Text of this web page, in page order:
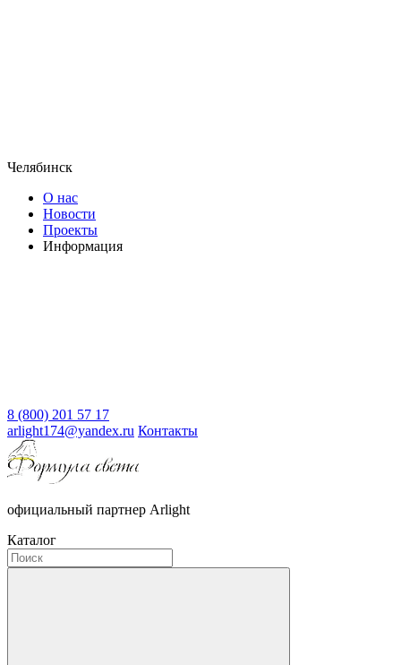
Челябинск
О нас
Новости
Проекты
Информация
8 (800) 201 57 17
arlight174@yandex.ru Контакты
официальный партнер Arlight
Каталог